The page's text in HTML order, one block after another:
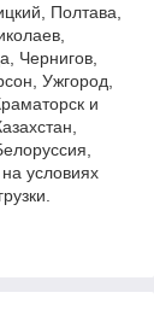
Полтава,
Чернигов,
Ужгород,
и
условиях